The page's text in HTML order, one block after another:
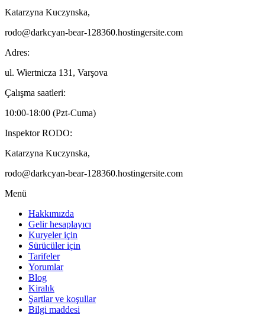
Katarzyna Kuczynska,
rodo@darkcyan-bear-128360.hostingersite.com
Adres:
ul. Wiertnicza 131, Varşova
Çalışma saatleri:
10:00-18:00 (Pzt-Cuma)
Inspektor RODO:
Katarzyna Kuczynska,
rodo@darkcyan-bear-128360.hostingersite.com
Menü
Hakkımızda
Gelir hesaplayıcı
Kuryeler için
Sürücüler için
Tarifeler
Yorumlar
Blog
Kiralık
Şartlar ve koşullar
Bilgi maddesi